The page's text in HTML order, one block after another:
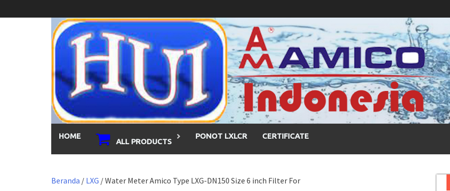
to
HOME
ALL PRODUCTS
PONOT LXLCR CERTIFICATE
Beranda / LXG / Water Meter Amico Type LXG-DN150 Size 6 inch Filter For